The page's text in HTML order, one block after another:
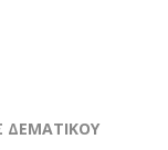
ΔΕΜΑΤΙΚΟΥ